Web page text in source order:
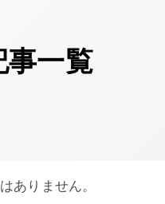
一覧
ありません。